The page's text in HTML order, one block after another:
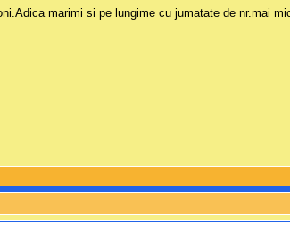
marimi si pe lungime cu jumatate de nr.mai